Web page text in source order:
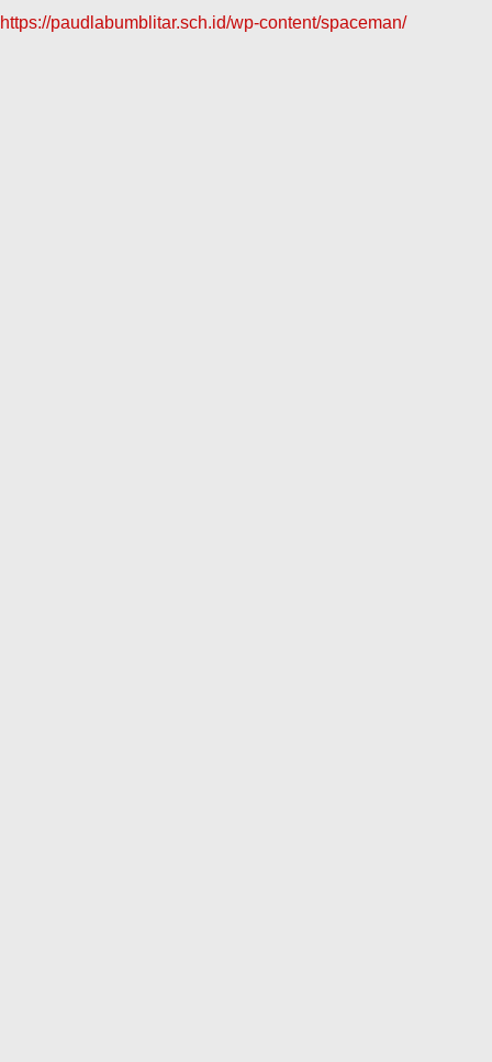
https://paudlabumblitar.sch.id/wp-content/spaceman/